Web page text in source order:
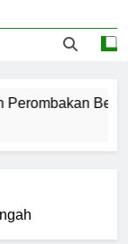
Besar